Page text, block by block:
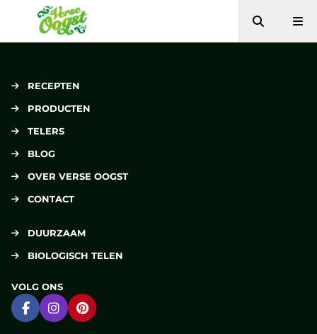
Verse Oogst
Zoeken
RECEPTEN
PRODUCTEN
TELERS
BLOG
OVER VERSE OOGST
CONTACT
DUURZAAM
BIOLOGISCH TELEN
VOLG ONS
Ga naar Facebook
Ga naar Instagram
Ga naar Pinterest